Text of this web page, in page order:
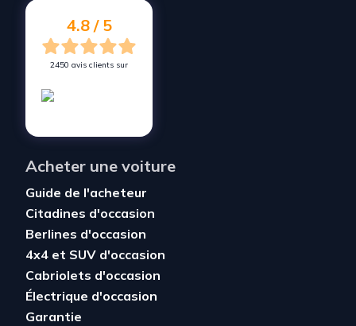
Vendez votre voiture à
4.8 / 5
2450 avis clients sur
Acheter une voiture
Guide de l'acheteur
Citadines d'occasion
Berlines d'occasion
4x4 et SUV d'occasion
Cabriolets d'occasion
Électrique d'occasion
Garantie